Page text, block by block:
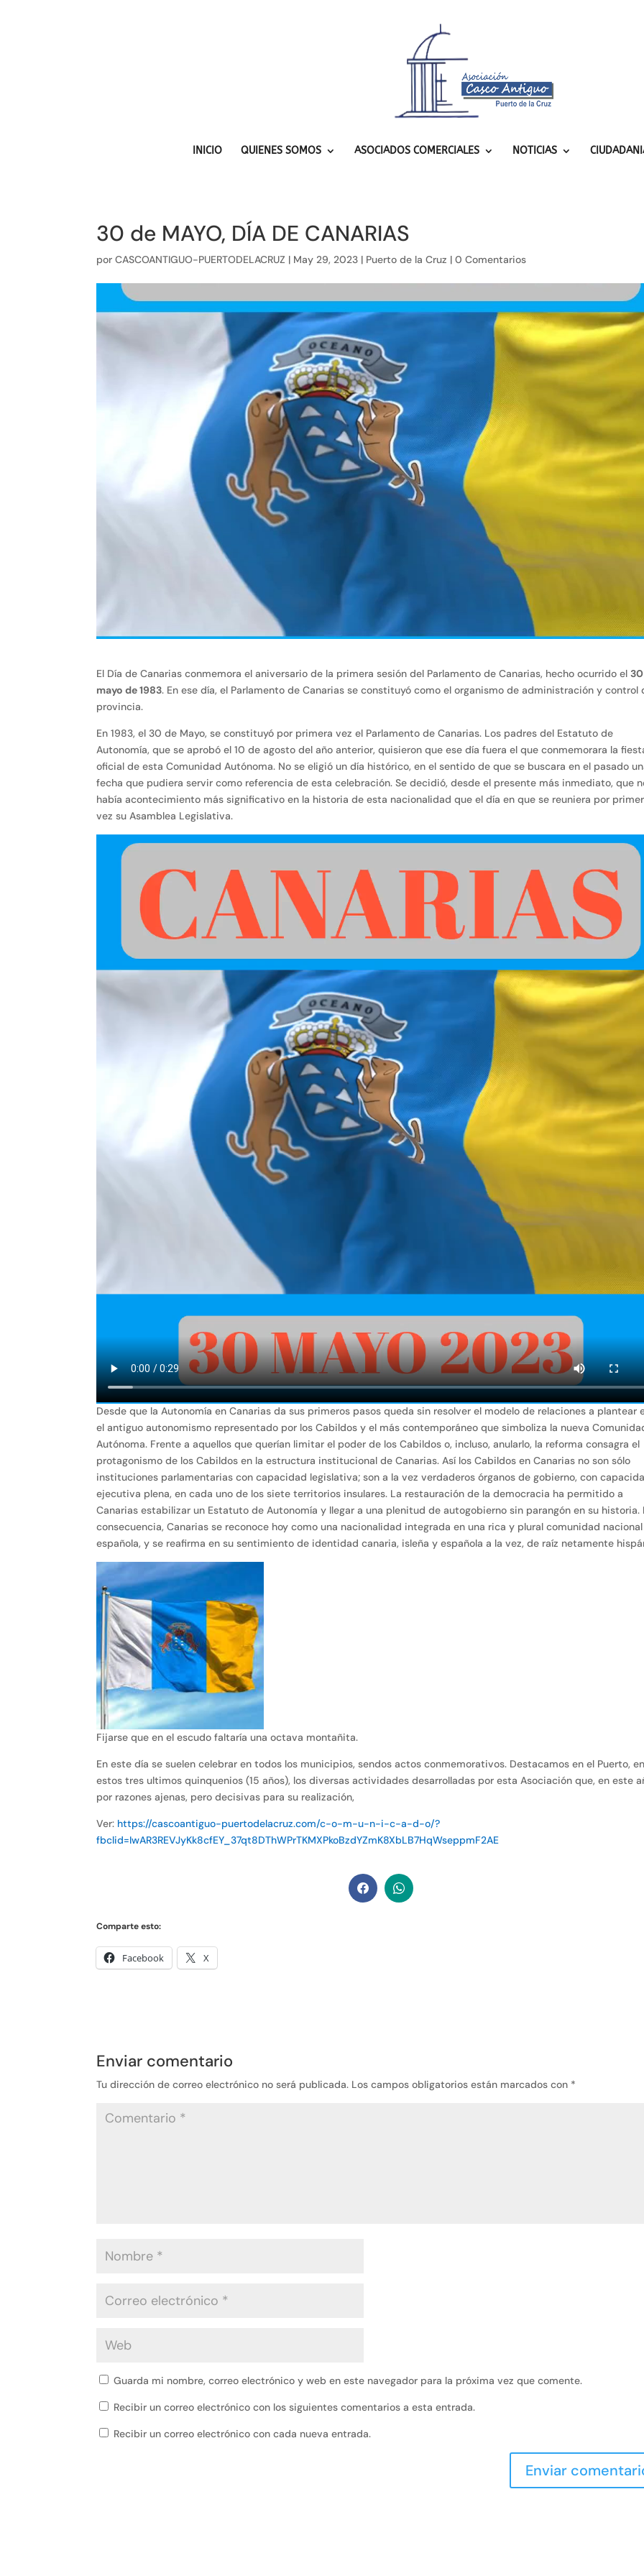
INICIO QUIENES SOMOS ASOCIADOS COMERCIALES NOTICIAS
30 de MAYO, DÍA DE CANARIAS
porCASCOANTIGUO-PUERTODELACRUZ | May 29, 2023 | Puerto de la Cruz |0 Comentarios
El Día de Canarias conmemora el aniversario de la primera sesión del Parlamento de Canarias, hecho ocurrido el
mayo de 1983. En ese día, el Parlamento de Canarias se constituyó como el organismo de administración y control
provincia.
En 1983, el 30 de Mayo, se constituyó por primera vez el Parlamento de Canarias. Los padres del Estatuto de
Autonomía, que se aprobó el 10 de agosto del año anterior, quisieron que ese día fuera el que conmemorara la
oficial de esta Comunidad Autónoma. No se eligió un día histórico, en el sentido de que se buscara en el pasado
fecha que pudiera servir como referencia de esta celebración. Se decidió, desde el presente más inmediato, que
había acontecimiento más significativo en la historia de esta nacionalidad que el día en que se reuniera por
vez su Asamblea Legislativa.
Desde que la Autonomía en Canarias da sus primeros pasos queda sin resolver el modelo de relaciones a plantear
el antiguo autonomismo representado por los Cabildos y el más contemporáneo que simboliza la nueva
Autónoma. Frente a aquellos que querían limitar el poder de los Cabildos o, incluso, anularlo, la reforma consagra el
protagonismo de los Cabildos en la estructura institucional de Canarias. Así los Cabildos en Canarias no son sólo
instituciones parlamentarias con capacidad legislativa; son a la vez verdaderos órganos de gobierno, con
ejecutiva plena, en cada uno de los siete territorios insulares. La restauración de la democracia ha permitido a
Canarias estabilizar un Estatuto de Autonomía y llegar a una plenitud de autogobierno sin parangón en su historia.
consecuencia, Canarias se reconoce hoy como una nacionalidad integrada en una rica y plural comunidad nacional
española, y se reafirma en su sentimiento de identidad canaria, isleña y española a la vez, de raíz netamente
Fijarse que en el escudo faltaría una octava montañita.
En este día se suelen celebrar en todos los municipios, sendos actos conmemorativos. Destacamos en el Puerto, en
estos tres ultimos quinquenios (15 años), los diversas actividades desarrolladas por esta Asociación que, en este
por razones ajenas, pero decisivas para su realización,
Ver: https://cascoantiguo-puertodelacruz.com/c-o-m-u-n-i-c-a-d-o/?
fbclid=IwAR3REVJyKk8cfEY_37qt8DThWPrTKMXPkoBzdYZmK8XbLB7HqWseppmF2AE
Comparte esto:
Facebook X
Enviar comentario
Tu dirección de correo electrónico no será publicada. Los campos obligatorios están marcados con *
Guarda mi nombre, correo electrónico y web en este navegador para la próxima vez que comente.
Recibir un correo electrónico con los siguientes comentarios a esta entrada.
Recibir un correo electrónico con cada nueva entrada.